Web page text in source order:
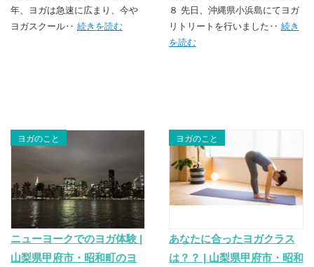
なぐ）
年、ヨガは急速に広まり、今や
ヨガスクール‥ 続きを読む
TSUNAGU（つなぐ）
８ 先日、沖縄県小浜島にてヨガ
リトリートを行いました‥ 続き
を読む
ヨガのこと
ニューヨークでのヨガ体験 |
山梨県甲府市・昭和町のヨ
ヨガのこと
あなたに合ったヨガクラス
は？？ | 山梨県甲府市・昭和